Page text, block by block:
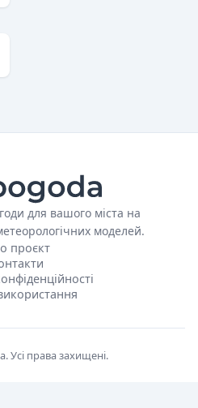
для вашого міста на
моделей.
проєкт
Усі права захищені.